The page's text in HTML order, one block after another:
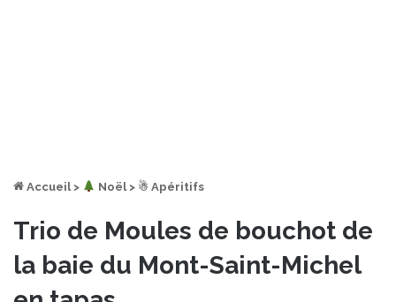
Accueil > ︎ Noël > ☃ Apéritifs
Trio de Moules de bouchot de
la baie du Mont-Saint-Michel